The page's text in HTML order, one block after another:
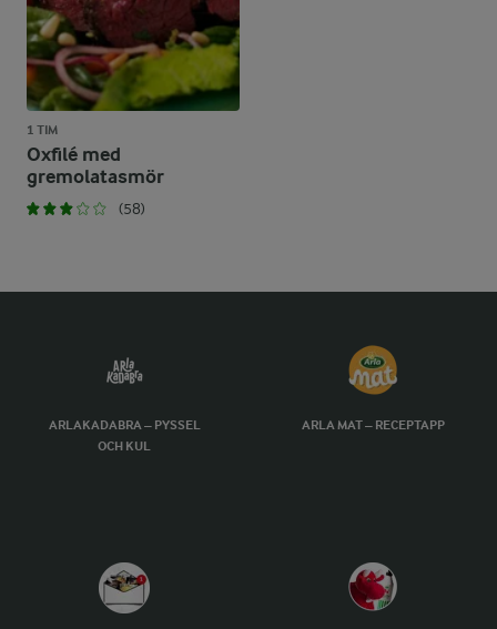
1 TIM
Oxfilé med
gremolatasmör
(58)
ARLAKADABRA – PYSSEL
OCH KUL
ARLA MAT – RECEPTAPP